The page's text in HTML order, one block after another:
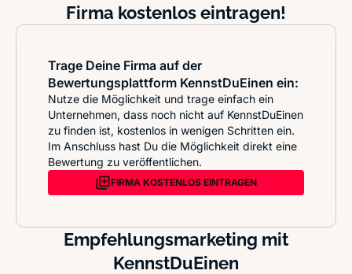
Firma kostenlos eintragen!
Trage Deine Firma auf der
Bewertungsplattform KennstDuEinen ein:
Nutze die Möglichkeit und trage einfach ein
Unternehmen, dass noch nicht auf KennstDuEinen
zu finden ist, kostenlos in wenigen Schritten ein.
Im Anschluss hast Du die Möglichkeit direkt eine
Bewertung zu veröffentlichen.
FIRMA KOSTENLOS EINTRAGEN
Empfehlungsmarketing mit
KennstDuEinen